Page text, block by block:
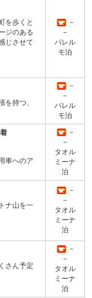
を歩くと
ジのある
じさせて
－
－
パレル
モ泊
を持つ、
－
－
パレル
モ泊
車へのア
－
－
タオル
ミーナ
泊
ナ山を一
－
－
タオル
ミーナ
泊
さん予定
－
－
タオル
ミーナ
泊